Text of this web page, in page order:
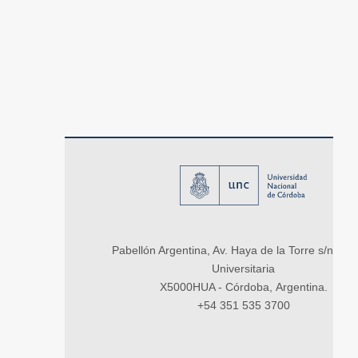
Pabellón Argentina, Av. Haya de la Torre s/n,
Universitaria
X5000HUA - Córdoba, Argentina.
+54 351 535 3700